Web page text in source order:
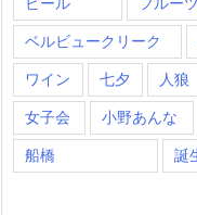
ベルビュークリーク
ワイン 七夕 人狼
女子会 小野あんな
船橋 誕